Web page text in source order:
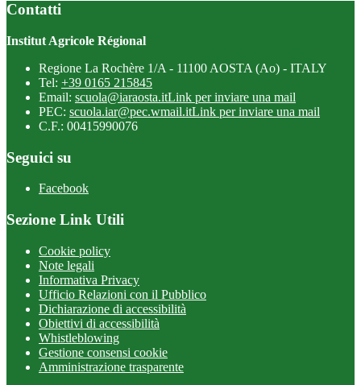
Contatti
Institut Agricole Régional
Regione La Rochère 1/A - 11100 AOSTA (Ao) - ITALY
Tel: +39 0165 215845
Email: scuola@iaraosta.itLink per inviare una mail
PEC: scuola.iar@pec.wmail.itLink per inviare una mail
C.F.: 00415990076
Seguici su
Facebook
Sezione Link Utili
Cookie policy
Note legali
Informativa Privacy
Ufficio Relazioni con il Pubblico
Dichiarazione di accessibilità
Obiettivi di accessibilità
Whistleblowing
Gestione consensi cookie
Amministrazione trasparente